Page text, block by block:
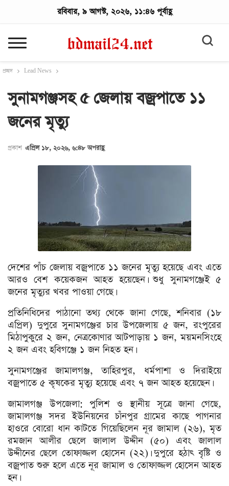
রবিবার, ৯ আগস্ট, ২০২৬, ১১:৪৬ পূর্বাহ্ণ
প্রচ্ছদ Lead News
সুনামগঞ্জসহ ৫ জেলায় বজ্রপাতে ১১
জনের মৃত্যু
প্রকাশ এপ্রিল ১৮, ২০২৬, ৬:৪৮ অপরাহ্ণ
দেশের পাঁচ জেলায় বজ্রপাতে ১১ জনের মৃত্যু হয়েছে এবং এতে
আরও বেশ কয়েকজন আহত হয়েছেন। শুধু সুনামগঞ্জেই ৫
জনের মৃত্যুর খবর পাওয়া গেছে।
প্রতিনিধিদের পাঠানো তথ্য থেকে জানা গেছে, শনিবার (১৮
এপ্রিল) দুপুরে সুনামগঞ্জের চার উপজেলায় ৫ জন, রংপুরের
মিঠাপুকুরে ২ জন, নেত্রকোণার আটপাড়ায় ১ জন, ময়মনসিংহে
২ জন এবং হবিগঞ্জে ১ জন নিহত হন।
সুনামগঞ্জের জামালগঞ্জ, তাহিরপুর, ধর্মপাশা ও দিরাইয়ে
বজ্রপাতে ৫ কৃষকের মৃত্যু হয়েছে এবং ৭ জন আহত হয়েছেন।
জামালগঞ্জ উপজেলা: পুলিশ ও স্থানীয় সূত্রে জানা গেছে,
জামালগঞ্জ সদর ইউনিয়নের চাঁনপুর গ্রামের কাছে পাগনার
হাওরে বোরো ধান কাটতে গিয়েছিলেন নূর জামাল (২৬), মৃত
রমজান আলীর ছেলে জালাল উদ্দীন (৫০) এবং জালাল
উদ্দীনের ছেলে তোফাজ্জল হোসেন (২২)। দুপুরে হঠাৎ বৃষ্টি ও
বজ্রপাত শুরু হলে এতে নূর জামাল ও তোফাজ্জল হোসেন আহত
হন।